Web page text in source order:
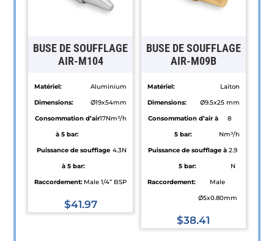
BUSE DE SOUFFLAGE
AIR-M104
Matériel:
Aluminium
Dimensions:
Ø19x54mm
Consommation d’air
à 5 bar:
17Nm³/h
Puissance de soufflage
à 5 bar:
4.3N
Raccordement: Male 1/4” BSP
$41.97
BUSE DE SOUFFLAGE
AIR-M09B
Matériel:
Laiton
Dimensions:
Ø9.5x25 mm
Consommation d’air à
5 bar:
8
Nm³/h
Puissance de soufflage à
5 bar:
2.9
N
Raccordement:
Male
Ø5x0.80mm
$38.41